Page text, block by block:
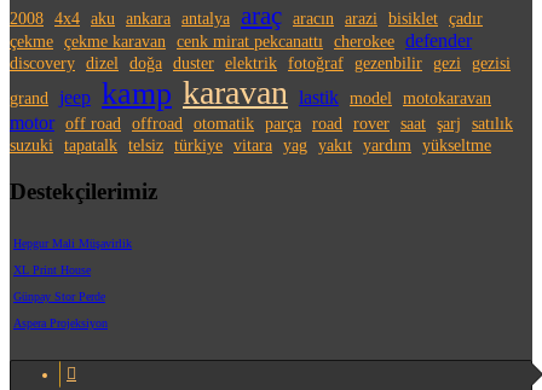
2008 4x4 aku ankara antalya araç aracın arazi bisiklet çadır
çekme çekme karavan cenk mirat pekcanattı cherokee defender
discovery dizel doğa duster elektrik fotoğraf gezenbilir gezi
gezisi
grand
jeep kamp karavan lastik model motokaravan
motor off road offroad otomatik parça road rover saat şarj
satılık
suzuki
tapatalk telsiz türkiye vitara yag yakıt yardım yükseltme
Destekçilerimiz
Hepgur Mali Müşavirlik
XL Print House
Günpay Stor Perde
Aspera Projeksiyon